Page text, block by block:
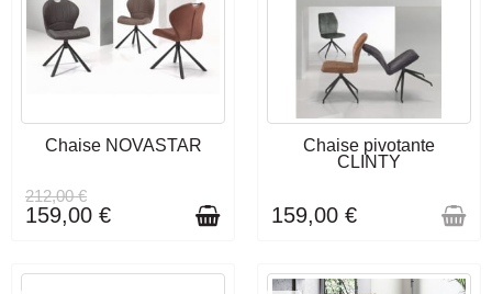
DÉLAI DE LIVRAISON : 3 À 4
Chaise NOVASTAR
212,00 €
159,00 €
EN STOCK
Chaise pivotante
CLINTY
159,00 €